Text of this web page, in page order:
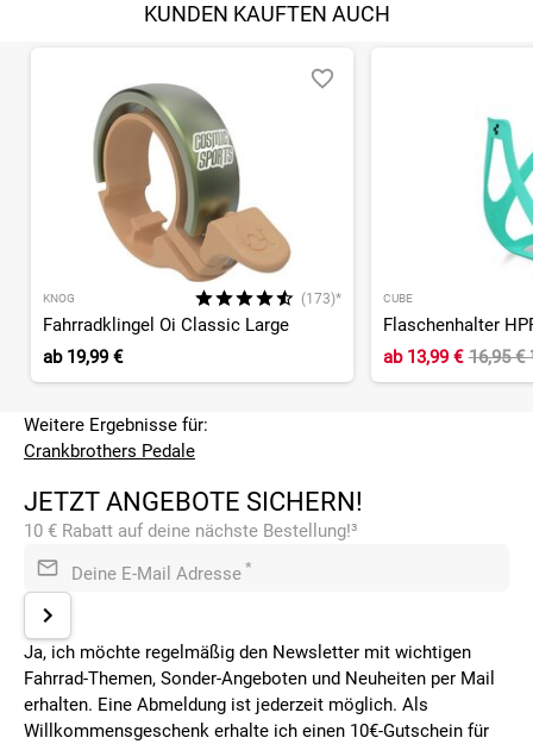
KUNDEN KAUFTEN AUCH
KNOG (173)*
Fahrradklingel Oi Classic Large
ab19,99 €
CUBE
Flaschenhalter
ab13,99 € 16,95 €
Weitere Ergebnisse für:
Crankbrothers Pedale
JETZT ANGEBOTE SICHERN!
10 € Rabatt auf deine nächste Bestellung!³
Deine E-Mail Adresse *
Ja, ich möchte regelmäßig den Newsletter mit wichtigen
Fahrrad-Themen, Sonder-Angeboten und Neuheiten per Mail
erhalten. Eine Abmeldung ist jederzeit möglich. Als
Willkommensgeschenk erhalte ich einen 10€-Gutschein für